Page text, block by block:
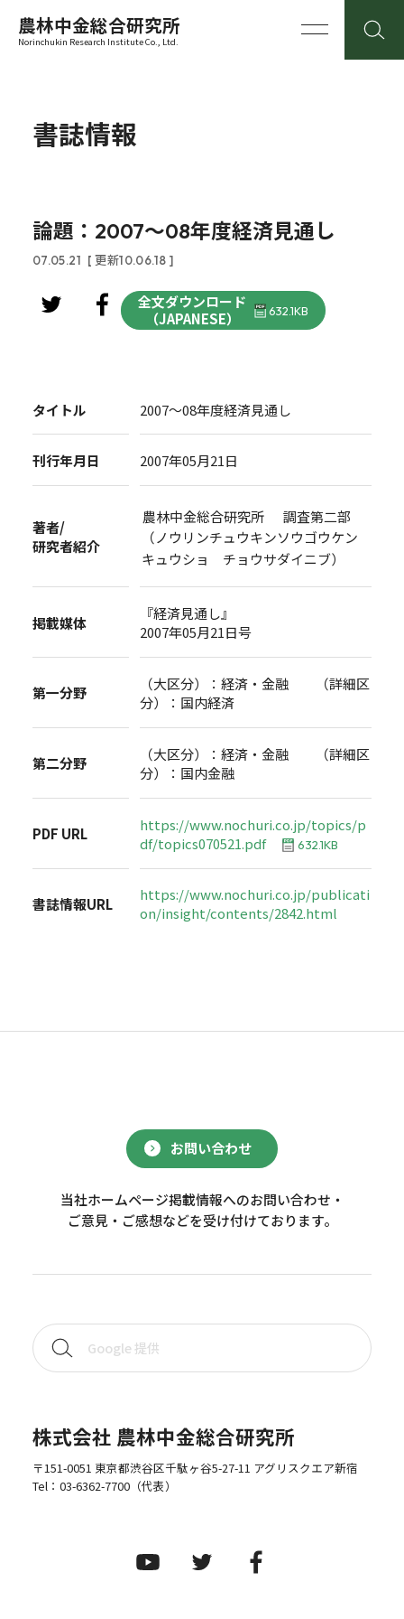
農林中金総合研究所
Norinchukin Research Institute Co., Ltd.
書誌情報
論題：2007～08年度経済見通し
07.05.21 [ 更新10.06.18 ]
全文ダウンロード
（JAPANESE）
632.1KB
タイトル 2007～08年度経済見通し
刊行年月日 2007年05月21日
著者/
研究者紹介
農林中金総合研究所 調査第二部
（ノウリンチュウキンソウゴウケン
キュウショ チョウサダイニブ）
掲載媒体
『経済見通し』
2007年05月21日号
第一分野
（大区分）：経済・金融 （詳細区
分）：国内経済
第二分野
（大区分）：経済・金融 （詳細区
分）：国内金融
PDF URL
https://www.nochuri.co.jp/topics/p
df/topics070521.pdf
632.1KB
書誌情報URL
https://www.nochuri.co.jp/publicati
on/insight/contents/2842.html
お問い合わせ
当社ホームページ掲載情報へのお問い合わせ・
ご意見・ご感想などを受け付けております。
株式会社 農林中金総合研究所
〒151-0051 東京都渋谷区千駄ヶ谷5-27-11 アグリスクエア新宿
Tel： 03-6362-7700（代表）